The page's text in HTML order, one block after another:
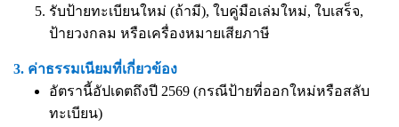
รับป้ายทะเบียนใหม่ (ถ้ามี), ใบคู่มือเล่มใหม่, ใบเสร็จ,
ป้ายวงกลม หรือเครื่องหมายเสียภาษี
3. ค่าธรรมเนียมที่เกี่ยวข้อง
อัตรานี้อัปเดตถึงปี 2569 (กรณีป้ายที่ออกใหม่หรือสลับ
ทะเบียน)